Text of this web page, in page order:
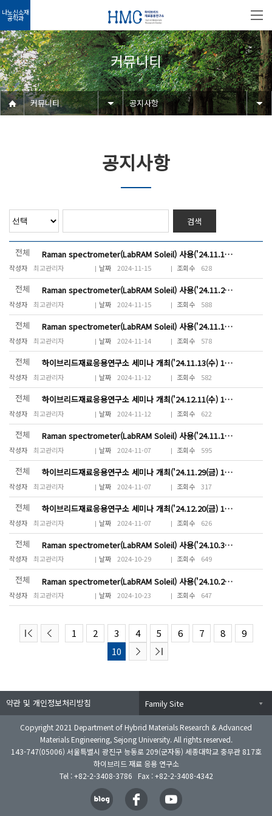
나노신소재
공학과
커뮤니티
커뮤니티 공지사항
공지사항
검색
전체 Raman spectrometer(LabRAM Soleil) 사용('24.11.15(금) 16:00~18:00)
최고관리자 2024-11-15 628
전체 Raman spectrometer(LabRAM Soleil) 사용('24.11.20(수) 15:00~17:00)
최고관리자 2024-11-15 588
전체 Raman spectrometer(LabRAM Soleil) 사용('24.11.14(목) 15:00~17:00)
최고관리자 2024-11-14 578
전체 하이브리드재료응용연구소 세미나 개최('24.11.13(수) 13~15시)
최고관리자 2024-11-12 582
전체 하이브리드재료응용연구소 세미나 개최('24.12.11(수) 14~18시)
최고관리자 2024-11-12 622
전체 Raman spectrometer(LabRAM Soleil) 사용('24.11.11(월) 13:00~16:00)
최고관리자 2024-11-07 595
전체 하이브리드재료응용연구소 세미나 개최('24.11.29(금) 14~16시)
최고관리자 2024-11-07 317
전체 하이브리드재료응용연구소 세미나 개최('24.12.20(금) 14~16시)
최고관리자 2024-11-07 626
전체 Raman spectrometer(LabRAM Soleil) 사용('24.10.30(수) 10:00~12:00)
최고관리자 2024-10-29 649
전체 Raman spectrometer(LabRAM Soleil) 사용('24.10.25(금) 15:00~17:00)
최고관리자 2024-10-23 647
1 2 3 4 5 6 7 8
9
10
약관 및 개인정보처리방침 Family Site
Copyright 2021 Department of Hybrid Materials Research & Advanced
Materials Engineering, Sejong University. All rights reserved.
143-747(05006) 서울특별시 광진구 능동로 209(군자동) 세종대학교 충무관 817호
하이브리드 재료 응용 연구소
Tel : +82-2-3408-3786 Fax : +82-2-3408-4342